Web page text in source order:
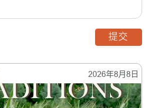
2026年8月8日
提交